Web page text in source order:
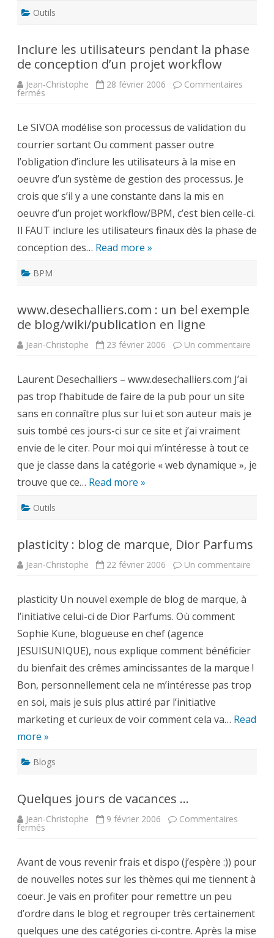
Outils
Inclure les utilisateurs pendant la phase
de conception d’un projet workflow
Jean-Christophe 28 février 2006 Commentaires
fermés
pendant
la
phase
de
conception
d’un
projet
workflow
Le SIVOA modélise son processus de validation du
courrier sortant Ou comment passer outre
l’obligation d’inclure les utilisateurs à la mise en
oeuvre d’un système de gestion des processus. Je
crois que s’il y a une constante dans la mis en
oeuvre d’un projet workflow/BPM, c’est bien celle-ci.
Il FAUT inclure les utilisateurs finaux dès la phase de
conception des… Read more »
BPM
www.desechalliers.com : un bel exemple
de blog/wiki/publication en ligne
Jean-Christophe 23 février 2006 Un commentaire
en
ligne
Laurent Desechalliers – www.desechalliers.com J’ai
pas trop l’habitude de faire de la pub pour un site
sans en connaître plus sur lui et son auteur mais je
suis tombé ces jours-ci sur ce site et j’ai vraiment
envie de le citer. Pour moi qui m’intéresse à tout ce
que je classe dans la catégorie « web dynamique », je
trouve que ce… Read more »
Outils
plasticity : blog de marque, Dior Parfums
Jean-Christophe 22 février 2006 Un commentaire
plasticity Un nouvel exemple de blog de marque, à
l’initiative celui-ci de Dior Parfums. Où comment
Sophie Kune, blogueuse en chef (agence
JESUISUNIQUE), nous explique comment bénéficier
du bienfait des crêmes amincissantes de la marque !
Bon, personnellement cela ne m’intéresse pas trop
en soi, mais je suis plus attiré par l’initiative
marketing et curieux de voir comment cela va… Read
more »
Blogs
Quelques jours de vacances …
Jean-Christophe 9 février 2006 Commentaires
fermés
vacances
…
Avant de vous revenir frais et dispo (j’espère :)) pour
de nouvelles notes sur les thèmes qui me tiennent à
coeur. Je vais en profiter pour remettre un peu
d’ordre dans le blog et regrouper très certainement
quelques une des catégories ci-contre. Après la mise